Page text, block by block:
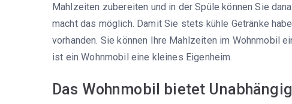
Mahlzeiten zubereiten und in der Spüle können Sie
macht das möglich. Damit Sie stets kühle Getränke
vorhanden. Sie können Ihre Mahlzeiten im Wohnmobil
ist ein Wohnmobil eine kleines Eigenheim.
Das Wohnmobil bietet